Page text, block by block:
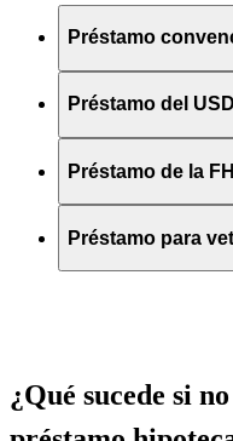
Préstamo
Préstamo del
Préstamo de la
Préstamo para
¿Qué sucede si